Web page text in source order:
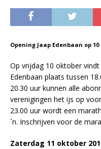
Opening Jaap Edenbaan op 10
Op vrijdag 10 oktober vindt
Edenbaan plaats tussen
20.30 uur kunnen alle
verenigingen het ijs op
23.00 uur wordt een
´n. Inschrijven voor de
Zaterdag 11 oktober